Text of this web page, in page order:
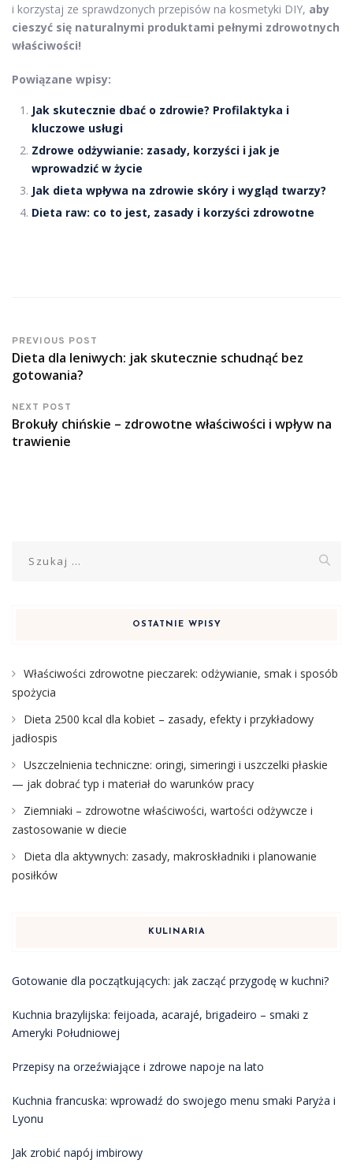
i korzystaj ze sprawdzonych przepisów na kosmetyki DIY, aby
cieszyć się naturalnymi produktami pełnymi zdrowotnych
właściwości!
Powiązane wpisy:
Jak skutecznie dbać o zdrowie? Profilaktyka i
kluczowe usługi
Zdrowe odżywianie: zasady, korzyści i jak je
wprowadzić w życie
Jak dieta wpływa na zdrowie skóry i wygląd twarzy?
Dieta raw: co to jest, zasady i korzyści zdrowotne
PREVIOUS POST
Dieta dla leniwych: jak skutecznie schudnąć bez
gotowania?
NEXT POST
Brokuły chińskie – zdrowotne właściwości i wpływ na
trawienie
OSTATNIE WPISY
Właściwości zdrowotne pieczarek: odżywianie, smak i sposób
spożycia
Dieta 2500 kcal dla kobiet – zasady, efekty i przykładowy
jadłospis
Uszczelnienia techniczne: oringi, simeringi i uszczelki płaskie
— jak dobrać typ i materiał do warunków pracy
Ziemniaki – zdrowotne właściwości, wartości odżywcze i
zastosowanie w diecie
Dieta dla aktywnych: zasady, makroskładniki i planowanie
posiłków
KULINARIA
Gotowanie dla początkujących: jak zacząć przygodę w kuchni?
Kuchnia brazylijska: feijoada, acarajé, brigadeiro – smaki z
Ameryki Południowej
Przepisy na orzeźwiające i zdrowe napoje na lato
Kuchnia francuska: wprowadź do swojego menu smaki Paryża i
Lyonu
Jak zrobić napój imbirowy